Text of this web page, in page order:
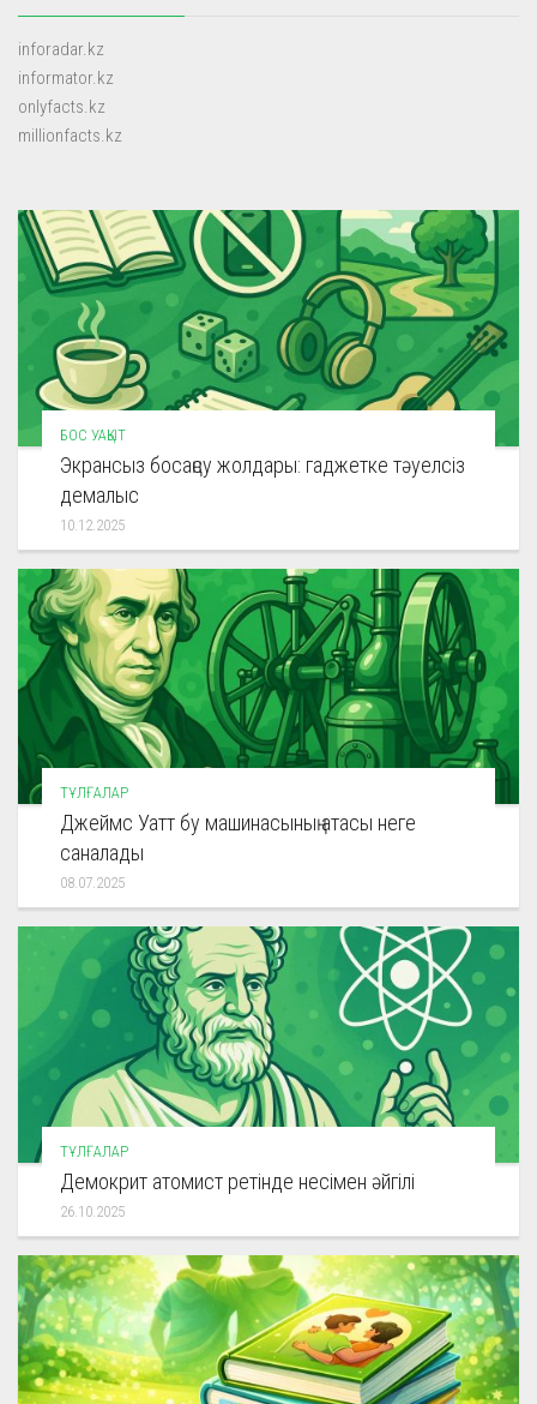
inforadar.kz
informator.kz
onlyfacts.kz
millionfacts.kz
БОС УАҚЫТ
Экрансыз босаңсу жолдары: гаджетке тәуелсіз
демалыс
10.12.2025
ТҰЛҒАЛАР
Джеймс Уатт бу машинасының атасы неге
саналады
08.07.2025
ТҰЛҒАЛАР
Демокрит атомист ретінде несімен әйгілі
26.10.2025